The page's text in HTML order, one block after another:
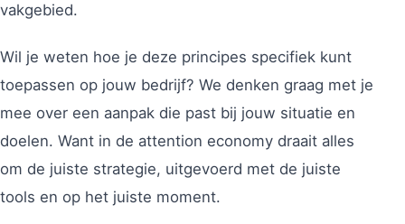
vakgebied.
Wil je weten hoe je deze principes specifiek kunt
toepassen op jouw bedrijf? We denken graag met je
mee over een aanpak die past bij jouw situatie en
doelen. Want in de attention economy draait alles
om de juiste strategie, uitgevoerd met de juiste
tools en op het juiste moment.